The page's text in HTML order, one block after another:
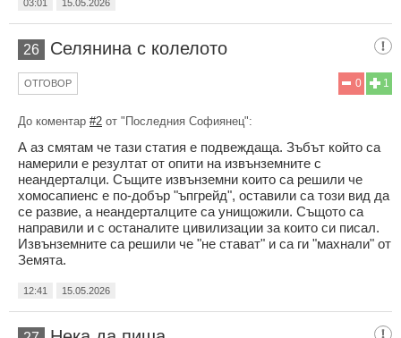
03:01 15.05.2026
26 Селянина с колелото
1
0
ОТГОВОР
До коментар #2 от "Последния Софиянец":
А аз смятам че тази статия е подвеждаща. Зъбът който са
намерили е резултат от опити на извънземните с
неандерталци. Същите извънземни които са решили че
хомосапиенс е по-добър "ъпгрейд", оставили са този вид да
се развие, а неандерталците са унищожили. Същото са
направили и с останалите цивилизации за които си писал.
Извънземните са решили че "не стават" и са ги "махнали" от
Земята.
12:41 15.05.2026